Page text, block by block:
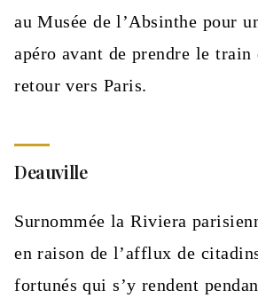
au Musée de l’Absinthe pour
apéro avant de prendre le train
retour vers Paris.
Deauville
Surnommée la Riviera
en raison de l’afflux de
fortunés qui s’y rendent